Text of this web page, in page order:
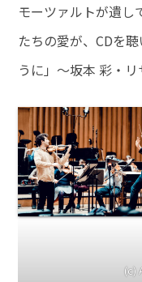
モーツァルトが遺し
たちの愛が、CDを
うに」～坂本 彩・リ
(c)